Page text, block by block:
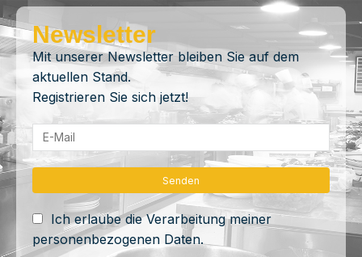
Newsletter
Mit unserer Newsletter bleiben Sie auf dem
aktuellen Stand.
Registrieren Sie sich jetzt!
Ich erlaube die Verarbeitung meiner
personenbezogenen Daten.